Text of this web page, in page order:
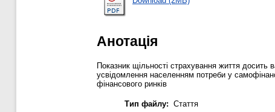
Анотація
Показник щільності страхування життя досить
усвідомлення населенням потреби у
фінансового ринків
Тип файлу: Стаття